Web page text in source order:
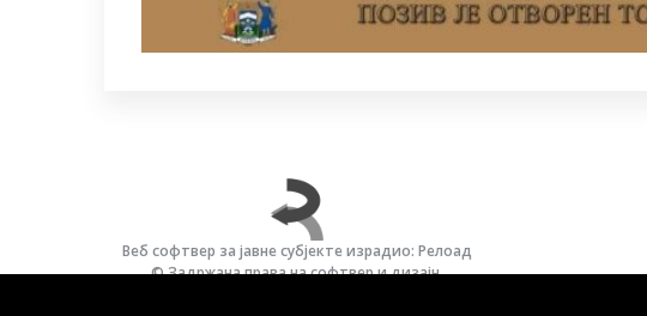
Веб софтвер за јавне субјекте израдио: Релоад
© Задржана права на софтвер и дизајн.